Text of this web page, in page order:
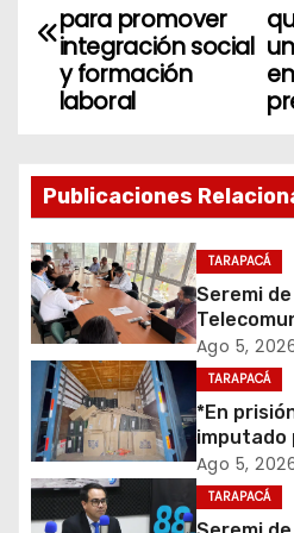
a
g
a
c
i
ó
n
d
para promover
integración social
y formación
laboral
Publicaciones
TARAPACÁ
Seremi
primera
para el
desuso en
Ago 5,
TARAPACÁ
*En
imputado
cigarrillos
millones*
Ago 5,
TARAPACÁ